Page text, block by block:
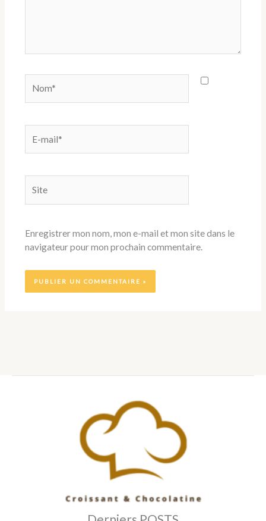
mail*
Enregistrer mon nom, mon e-mail et mon site dans le
navigateur pour mon prochain commentaire.